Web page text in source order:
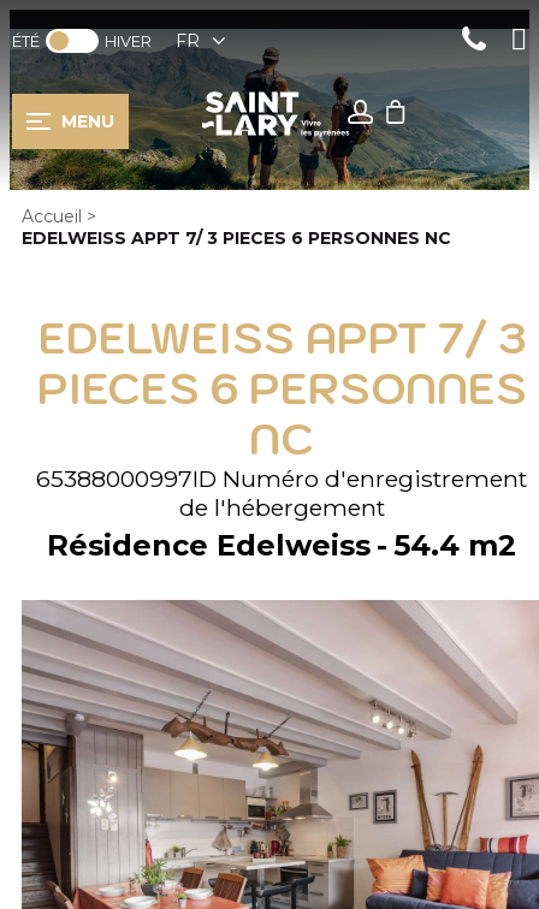
ÉTÉ HIVER FR
MENU
Accueil >
EDELWEISS APPT 7/ 3 PIECES 6 PERSONNES NC
EDELWEISS APPT 7/ 3
PIECES 6 PERSONNES
NC
65388000997ID Numéro d'enregistrement
de l'hébergement
Résidence Edelweiss 54.4 m2